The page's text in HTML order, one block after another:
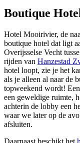
Boutique
Hotel Mooirivier, de
boutique hotel dat ligt
Overijsselse Vecht
rijden van Hanzestad
hotel loopt, zie je het
als je alleen al naar de
topweekend wordt!
een geweldige ruimte,
achterin de lobby een
waar we later op de
afsluiten.